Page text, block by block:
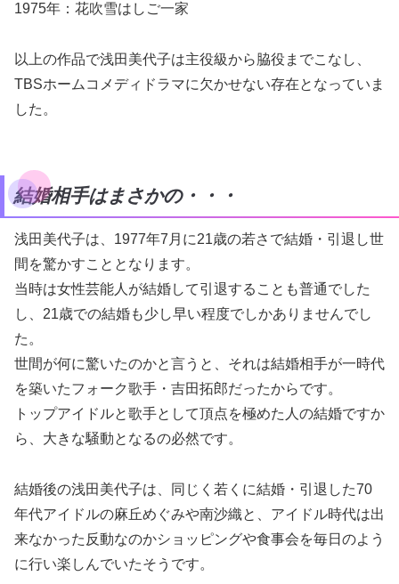
1975年：花吹雪はしご一家
以上の作品で浅田美代子は主役級から脇役までこなし、
TBSホームコメディドラマに欠かせない存在となっていま
した。
結婚相手はまさかの・・・
浅田美代子は、1977年7月に21歳の若さで結婚・引退し世
間を驚かすこととなります。
当時は女性芸能人が結婚して引退することも普通でした
し、21歳での結婚も少し早い程度でしかありませんでし
た。
世間が何に驚いたのかと言うと、それは結婚相手が一時代
を築いたフォーク歌手・吉田拓郎だったからです。
トップアイドルと歌手として頂点を極めた人の結婚ですか
ら、大きな騒動となるの必然です。
結婚後の浅田美代子は、同じく若くに結婚・引退した70
年代アイドルの麻丘めぐみや南沙織と、アイドル時代は出
来なかった反動なのかショッピングや食事会を毎日のよう
に行い楽しんでいたそうです。